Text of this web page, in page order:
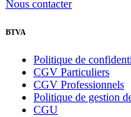
Nous contacter
BTVA
Politique de
CGV Particuliers
CGV Professionnels
Politique de gestion
CGU